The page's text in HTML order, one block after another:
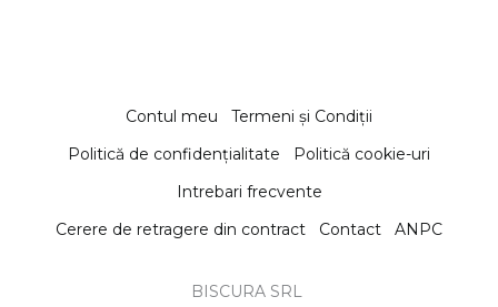
Contul meu
Termeni și Condiții
Politică de confidențialitate
Politică cookie-uri
Intrebari frecvente
Cerere de retragere din contract
Contact ANPC
BISCURA SRL